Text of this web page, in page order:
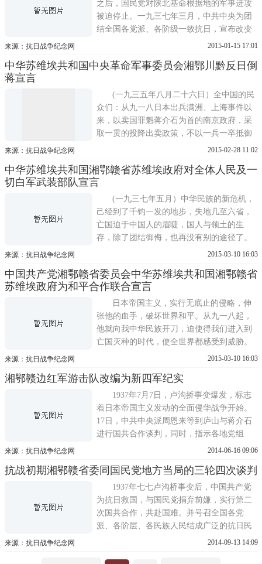
之后，国民党对陕北基命根据地的军事进攻
被迫停止。一九三七年三月，中共中央为团
结全国各党派、各阶级一致抗日，宣布改变
陕北根据地的政权，为人民民主制度……。
来源：抗日战争纪念网 2015-01-15 17:01
中华苏维埃共和国中央革命军事委员会湘鄂川黔反日倒
蒋宣言
(一九三五年八月二十六日）全中国的民
众们：从九一八日本出兵满洲、上海事件以
来，以卖国罪魁蒋介石为首的南京政府，采
取一贯的投降出卖政策，不以一兵一卒抵御
日本强盗的进攻。并且公开宣布，侈言抗日
来源：抗日战争纪念网 2015-02-28 11:02
中华苏维埃共和国湘鄂赣省苏维埃政府对全体人民及一
切白军武装部队宣言
(一九三七年五月）中华民族的新危机，
己经到了千钧一发的地步，失地几至六省，
亡国迫于中国人的眉睫，国人与领土的生
存，除了团结御侮，也再没有别的途径了。
打破世界侵略史上的日本强盗，并吞东北数
来源：抗日战争纪念网 2015-03-10 16:03
中国共产党湘鄂赣省委员会中华苏维埃共和国湘鄂赣省
苏维埃政府为和平合作联合宣言
日本帝国主义，实行无底止的侵略，伸
张他的血手，破坏世界和平。从九一八起，
他就向我中华民族开刀，迫使得我们进入到
亡国灭种的时代，使全世界都感受到烕胁。
五百年来政治、经济中心的北平，己经沦
来源：抗日战争纪念网 2015-03-10 16:03
湘鄂赣边红军游击队改编为新四军纪实
1937年7月7日，卢沟挢事变爆发，标志
着日本帝国主义发动的全面侵华战争开始。
17日，中共中央派周恩来等到庐山与蒋介石
进行国共合作谈判，同时，指示各地党组
织，迅速组织抗日民族统一战线。被国民党
来源：抗日战争纪念网 2014-06-16 09:06
抗战初期湘鄂赣省委同国民党地方当局的三轮四次谈判
1937年七七卢沟桥事变后，中国共产党
为抗日救国，与国民党捐弃前嫌，实行第二
次国共合作，共赴国难。并号召全国各党
派、各阶层、各民族人民结成广泛的抗日民
族统一战线，共同抗击日本侵略者。中共湘
来源：抗日战争纪念网 2014-09-13 14:09